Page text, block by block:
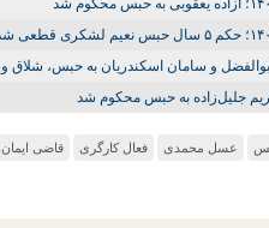
و سامان اسکندریان به حبس، شلاق
جلیل‌زاده به حبس محکوم شد
عسل محمدی فعال کارگری قاضی